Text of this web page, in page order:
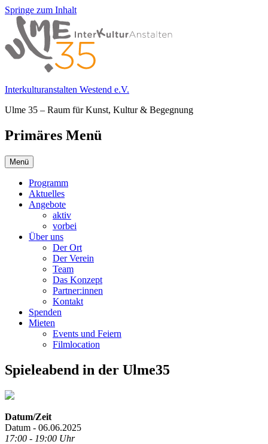
Springe zum Inhalt
Interkulturanstalten Westend e.V.
Ulme 35 – Raum für Kunst, Kultur & Begegnung
Primäres Menü
Menü
Programm
Aktuelles
Angebote
aktiv
vorbei
Über uns
Der Ort
Der Verein
Team
Das Konzept
Partner:innen
Kontakt
Spenden
Mieten
Events und Feiern
Filmlocation
Spieleabend in der Ulme35
Datum/Zeit
Datum - 06.06.2025
17:00 - 19:00 Uhr